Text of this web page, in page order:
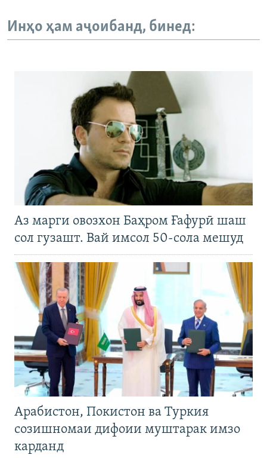
Инҳо ҳам аҷоибанд, бинед:
Аз марги овозхон Баҳром Ғафурӣ шаш
сол гузашт. Вай имсол 50-сола мешуд
Арабистон, Покистон ва Туркия
созишномаи дифоии муштарак имзо
карданд